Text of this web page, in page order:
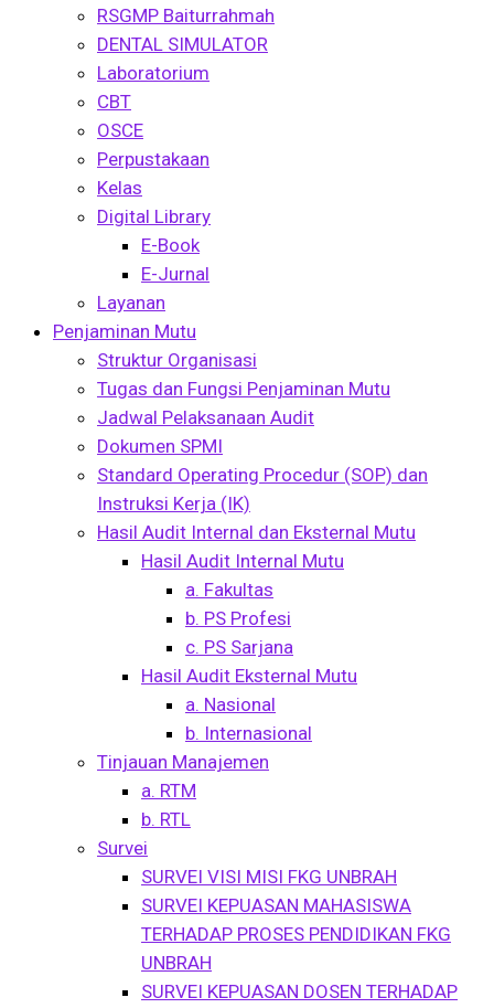
RSGMP Baiturrahmah
DENTAL SIMULATOR
Laboratorium
CBT
OSCE
Perpustakaan
Kelas
Digital Library
E-Book
E-Jurnal
Layanan
Penjaminan Mutu
Struktur Organisasi
Tugas dan Fungsi Penjaminan Mutu
Jadwal Pelaksanaan Audit
Dokumen SPMI
Standard Operating Procedur (SOP) dan
Instruksi Kerja (IK)
Hasil Audit Internal dan Eksternal Mutu
Hasil Audit Internal Mutu
a. Fakultas
b. PS Profesi
c. PS Sarjana
Hasil Audit Eksternal Mutu
a. Nasional
b. Internasional
Tinjauan Manajemen
a. RTM
b. RTL
Survei
SURVEI VISI MISI FKG UNBRAH
SURVEI KEPUASAN MAHASISWA
TERHADAP PROSES PENDIDIKAN FKG
UNBRAH
SURVEI KEPUASAN DOSEN TERHADAP